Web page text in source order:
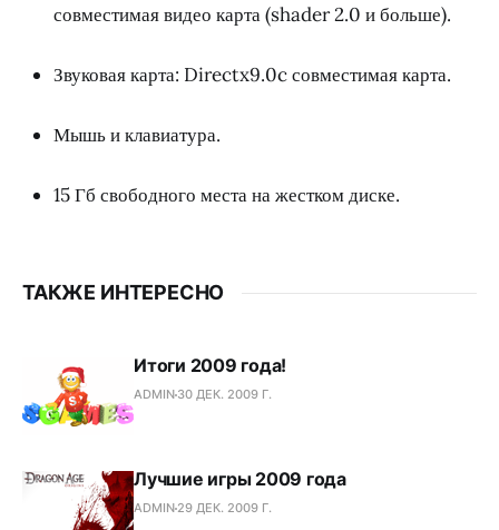
совместимая видео карта (shader 2.0 и больше).
Звуковая карта: Directx9.0c совместимая карта.
Мышь и клавиатура.
15 Гб свободного места на жестком диске.
ТАКЖЕ ИНТЕРЕСНО
Итоги 2009 года!
ADMIN 30 ДЕК. 2009 Г.
Лучшие игры 2009 года
ADMIN 29 ДЕК. 2009 Г.